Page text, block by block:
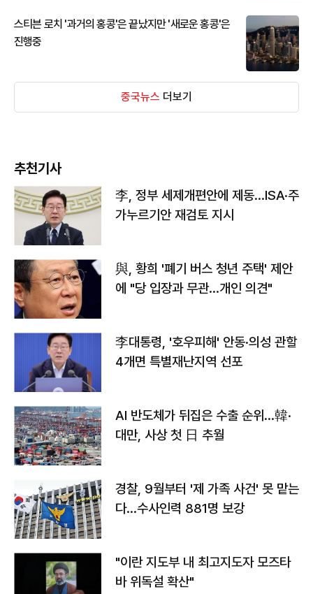
스티븐 로치 '과거의 홍콩'은 끝났지만 '새로운 홍콩'은
진행중
중국뉴스 더보기
추천기사
李, 정부 세제개편안에 제동…ISA·주
가누르기안 재검토 지시
與, 황희 '폐기 버스 청년 주택' 제안
에 "당 입장과 무관…개인 의견"
李대통령, '호우피해' 안동·의성 관할
4개면 특별재난지역 선포
AI 반도체가 뒤집은 수출 순위…韓·
대만, 사상 첫 日 추월
경찰, 9월부터 '제 가족 사건' 못 맡는
다…수사인력 881명 보강
"이란 지도부 내 최고지도자 모즈타
바 위독설 확산"